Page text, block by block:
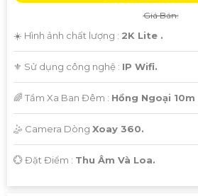
Giá Bán:
☀️ Hình ảnh chất lượng : 2K Lite .
⚜️ Sử dụng công nghệ : IP Wifi.
🌈 Tầm Xa Ban Đêm : Hồng Ngoại
🤹 Camera Dòng Xoay 360.
️💮 Đặt Điểm : Thu Âm Và Loa.